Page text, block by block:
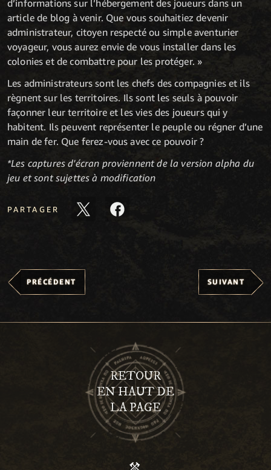
d’informations sur l’hébergement des joueurs dans un
article de blog à venir. Que vous souhaitiez devenir
administrateur, citoyen respecté ou simple aventurier
voyageur, vous aurez envie de vous installer dans les
colonies et de combattre pour les protéger. »
Les administrateurs sont les chefs des compagnies et ils
règnent sur les territoires. Ils sont les seuls à pouvoir
façonner leur territoire et les vies des joueurs qui y
habitent. Ils peuvent représenter le peuple ou régner d’une
main de fer. Que ferez-vous avec ce pouvoir ?
*Les captures d'écran proviennent de la version alpha du
jeu et sont sujettes à modification
PARTAGER
PRÉCÉDENT SUIVANT
RETOUR
EN HAUT DE
LA PAGE